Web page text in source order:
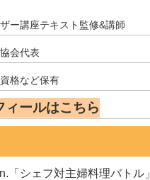
ー講座テキスト監修&講師
会代表
格など保有
ィールはこちら
「シェフ対主婦料理バトル